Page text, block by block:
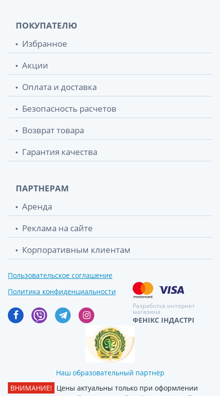
ПОКУПАТЕЛЮ
Избранное
Акции
Оплата и доставка
Безопасность расчетов
Возврат товара
Гарантия качества
ПАРТНЕРАМ
Аренда
Реклама на сайте
Корпоративным клиентам
Пользовательское соглашение
Политика конфиденциальности
Разработка интернет
магазина
ФЕНІКС ІНДАСТРІ
Наш образовательный партнёр
ВНИМАНИЕ! Цены актуальны только при оформлении